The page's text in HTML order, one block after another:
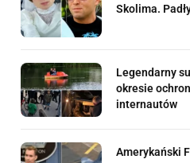
Skolima.
Legendarny
okresie
internautów
Amerykański